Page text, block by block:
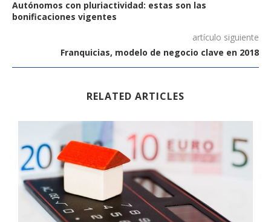
Autónomos con pluriactividad: estas son las
bonificaciones vigentes
artículo siguiente
Franquicias, modelo de negocio clave en 2018
RELATED ARTICLES